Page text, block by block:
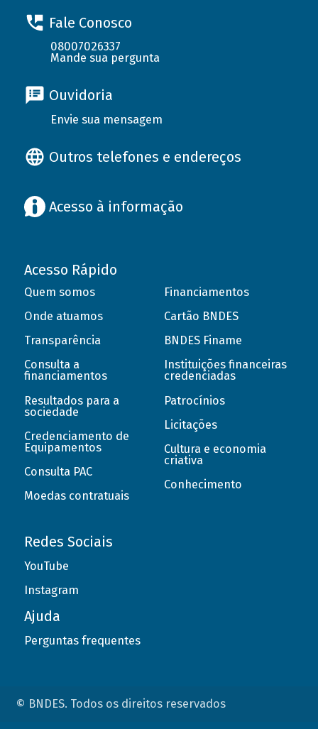
Fale Conosco
08007026337
Mande sua pergunta
Ouvidoria
Envie sua mensagem
Outros telefones e endereços
Acesso à informação
Acesso Rápido
Quem somos
Onde atuamos
Transparência
Consulta a
financiamentos
Resultados para a
sociedade
Credenciamento de
Equipamentos
Consulta PAC
Moedas contratuais
Financiamentos
Cartão BNDES
BNDES Finame
Instituições financeiras
credenciadas
Patrocínios
Licitações
Cultura e economia
criativa
Conhecimento
Redes Sociais
YouTube
Instagram
Ajuda
Perguntas frequentes
© BNDES. Todos os direitos reservados